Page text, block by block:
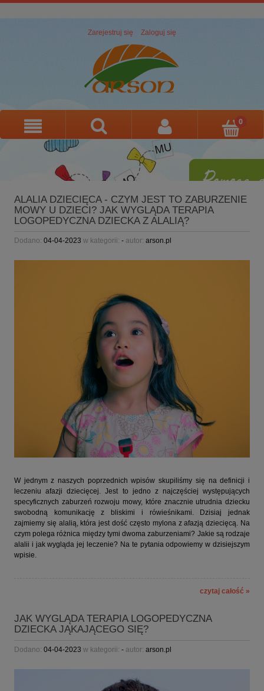
Zarejestruj się Zaloguj się
ALALIA DZIECIĘCA - CZYM JEST TO ZABURZENIE
MOWY U DZIECI? JAK WYGLĄDA TERAPIA
LOGOPEDYCZNA DZIECKA Z ALALIĄ?
Dodano: 04-04-2023 w kategorii: - autor: arson.pl
W jednym z naszych poprzednich wpisów skupiliśmy się na definicji i
leczeniu afazji dziecięcej. Jest to jedno z najczęściej występujących
specyficznych zaburzeń rozwoju mowy, które znacznie utrudnia dziecku
swobodną komunikację z bliskimi i rówieśnikami. Dzisiaj jednak
zajmiemy się alalią, która jest dość często mylona z afazją dziecięcą. Na
czym polega różnica między tymi dwoma zaburzeniami? Jakie są rodzaje
alalii i jak wygląda jej leczenie? Na te pytania odpowiemy w dzisiejszym
wpisie.
czytaj całość »
JAK WYGLĄDA TERAPIA LOGOPEDYCZNA
DZIECKA JĄKAJĄCEGO SIĘ?
Dodano: 04-04-2023 w kategorii: - autor: arson.pl